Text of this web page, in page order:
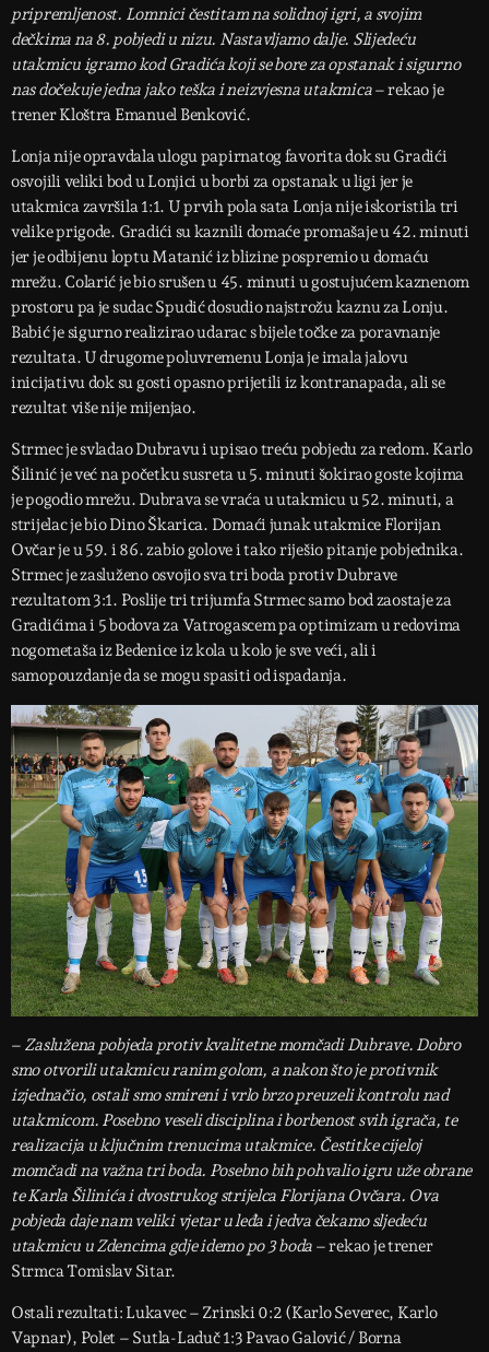
pripremljenost. Lomnici čestitam na solidnoj igri, a svojim
dečkima na 8. pobjedi u nizu. Nastavljamo dalje. Slijedeću
utakmicu igramo kod Gradića koji se bore za opstanak i sigurno
nas dočekuje jedna jako teška i neizvjesna utakmica– rekao je
trener Kloštra Emanuel Benković.
Lonja nije opravdala ulogu papirnatog favorita dok su Gradići
osvojili veliki bod u Lonjici u borbi za opstanak u ligi jer je
utakmica završila 1:1. U prvih pola sata Lonja nije iskoristila tri
velike prigode. Gradići su kaznili domaće promašaje u 42. minuti
jer je odbijenu loptu Matanić iz blizine pospremio u domaću
mrežu. Colarić je bio srušen u 45. minuti u gostujućem kaznenom
prostoru pa je sudac Spudić dosudio najstrožu kaznu za Lonju.
Babić je sigurno realizirao udarac s bijele točke za poravnanje
rezultata. U drugome poluvremenu Lonja je imala jalovu
inicijativu dok su gosti opasno prijetili iz kontranapada, ali se
rezultat više nije mijenjao.
Strmec je svladao Dubravu i upisao treću pobjedu za redom. Karlo
Šilinić je već na početku susreta u 5. minuti šokirao goste kojima
je pogodio mrežu. Dubrava se vraća u utakmicu u 52. minuti, a
strijelac je bio Dino Škarica. Domaći junak utakmice Florijan
Ovčar je u 59. i 86. zabio golove i tako riješio pitanje pobjednika.
Strmec je zasluženo osvojio sva tri boda protiv Dubrave
rezultatom 3:1. Poslije tri trijumfa Strmec samo bod zaostaje za
Gradićima i 5 bodova za Vatrogascem pa optimizam u redovima
nogometaša iz Bedenice iz kola u kolo je sve veći, ali i
samopouzdanje da se mogu spasiti od ispadanja.
– Zaslužena pobjeda protiv kvalitetne momčadi Dubrave. Dobro
smo otvorili utakmicu ranim golom, a nakon što je protivnik
izjednačio, ostali smo smireni i vrlo brzo preuzeli kontrolu nad
utakmicom. Posebno veseli disciplina i borbenost svih igrača, te
realizacija u ključnim trenucima utakmice. Čestitke cijeloj
momčadi na važna tri boda. Posebno bih pohvalio igru ​​uže obrane
te Karla Šilinića i dvostrukog strijelca Florijana Ovčara. Ova
pobjeda daje nam veliki vjetar u leđa i jedva čekamo sljedeću
utakmicu u Zdencima gdje idemo po 3 boda – rekao je trener
Strmca Tomislav Sitar.
Ostali rezultati: Lukavec – Zrinski 0:2 (Karlo Severec, Karlo
Vapnar), Polet – Sutla-Laduč 1:3 Pavao Galović / Borna